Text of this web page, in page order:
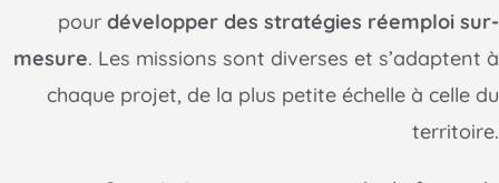
pour développer des stratégies réemploi sur-
mesure. Les missions sont diverses et s’adaptent à
chaque projet, de la plus petite échelle à celle du
territoire.